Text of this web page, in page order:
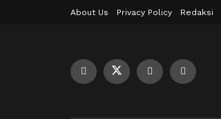
About Us Privacy Policy Redaksi